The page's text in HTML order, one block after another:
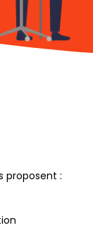
proposent :